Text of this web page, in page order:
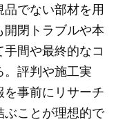
でない部材を用
閉トラブルや本
間や最終的なコ
評判や施工実
事前にリサーチ
ぶことが理想的で